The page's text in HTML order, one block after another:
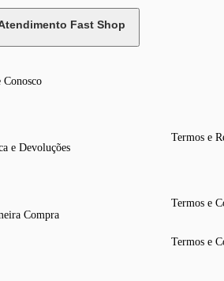
Fast Shop
Conosco
e Devoluções
Compra
Termos e
Termos e
Termos e